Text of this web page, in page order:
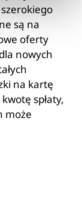
są na
oferty
nowych
na kartę
spłaty,
może